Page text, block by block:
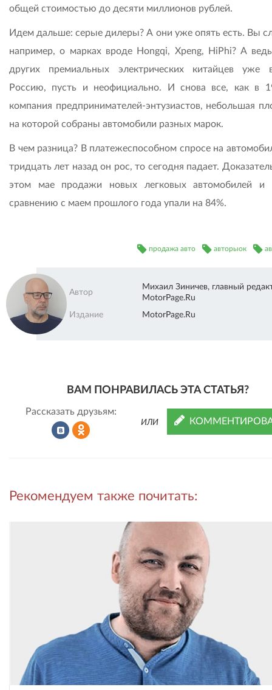
общей стоимостью до десяти миллионов рублей.
Идем дальше: серые дилеры? А они уже опять есть. Вы
например, о марках вроде Hongqi, Xpeng, HiPhi? А
других премиальных электрических китайцев уже
Россию, пусть и неофициально. И снова все, как в
компания предпринимателей-энтузиастов, небольшая
на которой собраны автомобили разных марок.
В чем разница? В платежеспособном спросе на
тридцать лет назад он рос, то сегодня падает.
этом мае продажи новых легковых автомобилей и
сравнению с маем прошлого года упали на 84%.
авторыок
продажа авто
Автор
Михаил Зиничев, главный
MotorPage.Ru
Издание
MotorPage.Ru
ВАМ ПОНРАВИЛАСЬ ЭТА СТАТЬЯ?
Рассказать друзьям:
во в
Одноклассниках
ИЛИ
Рекомендуем также почитать: